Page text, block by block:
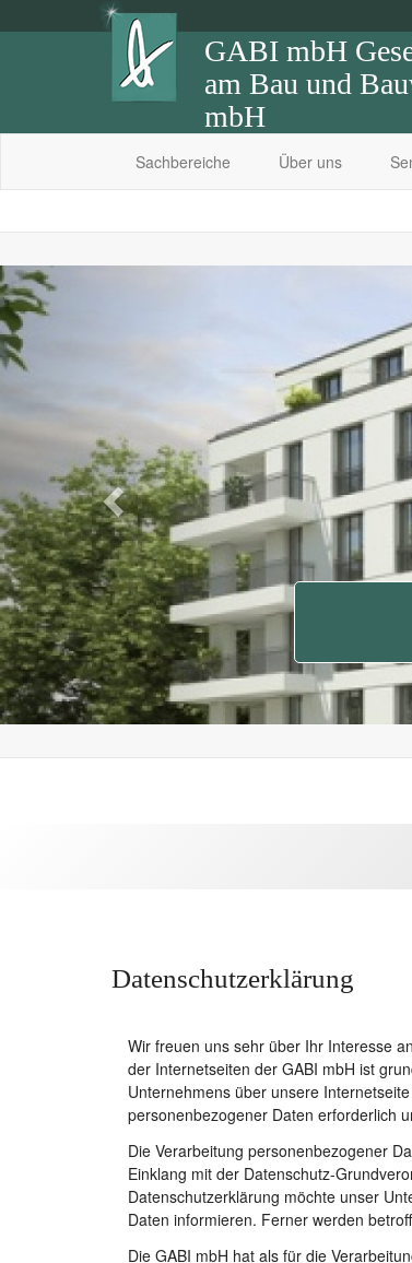
GABI mbH
am Bau und
mbH
Sachbereiche Über uns
Datenschutzerklärung
Wir freuen uns sehr über Ihr Interesse
der Internetseiten der GABI mbH ist
Unternehmens über unsere
personenbezogener Daten erforderlich
Die Verarbeitung personenbezogener
Einklang mit der Datenschutz-
Datenschutzerklärung möchte unser
Daten informieren. Ferner werden
Die GABI mbH hat als für die